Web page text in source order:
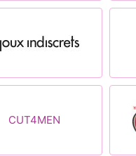
CUT4MEN